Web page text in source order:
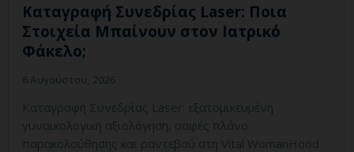
Καταγραφή Συνεδρίας Laser: Ποια
Στοιχεία Μπαίνουν στον Ιατρικό
Φάκελο;
Καταγραφή Συνεδρίας Laser: εξατομικευμένη
γυναικολογική αξιολόγηση, σαφές πλάνο
παρακολούθησης και ραντεβού στη Vital WomanHood